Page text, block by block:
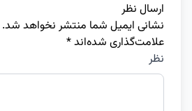
ارسال نظر
نشانی ایمیل شما منتشر نخواهد شد.
علامت‌گذاری شده‌اند*
نظر